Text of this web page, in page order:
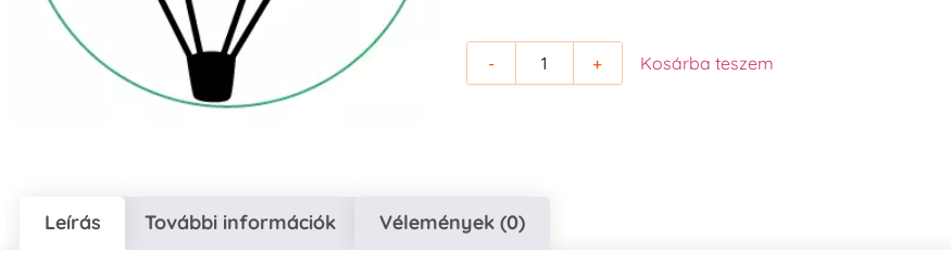
- + Kosárba teszem
Leírás További információk Vélemények (0)